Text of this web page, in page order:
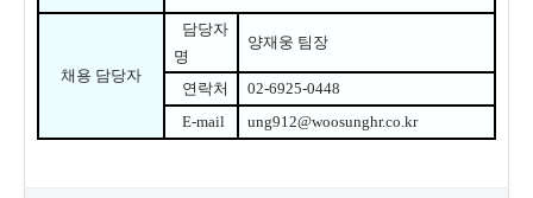
채용 담당자
담당자
명
양재웅 팀장
연락처
02-6925-0448
E-mail
ung912@woosunghr.co.kr